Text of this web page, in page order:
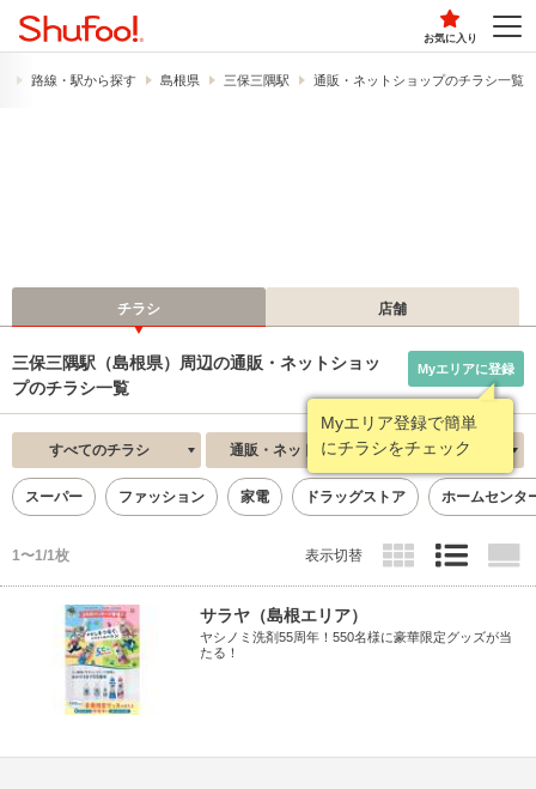
お気に入り
路線・駅から探す 島根県 三保三隅駅 通販・ネットショップのチラシ一覧
チラシ 店舗
三保三隅駅（島根県）周辺の通販・ネットショッ
プのチラシ一覧
Myエリア登録で簡単
にチラシをチェック
Myエリアに登録
すべてのチラシ 通販・ネットショップ 新着順
スーパー ファッション 家電 ドラッグストア ホームセンタ
1〜1/1枚 表示切替
サラヤ（島根エリア）
ヤシノミ洗剤55周年！550名様に豪華限定グッズが当
たる！